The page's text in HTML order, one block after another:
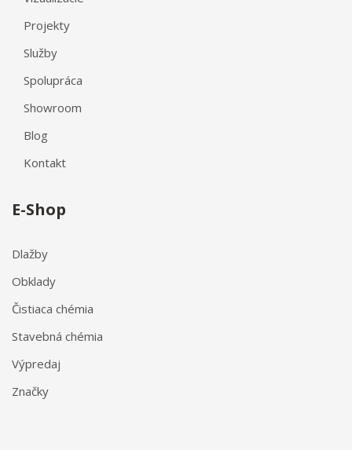
Projekty
Služby
Spolupráca
Showroom
Blog
Kontakt
E-Shop
Dlažby
Obklady
Čistiaca chémia
Stavebná chémia
Výpredaj
Značky